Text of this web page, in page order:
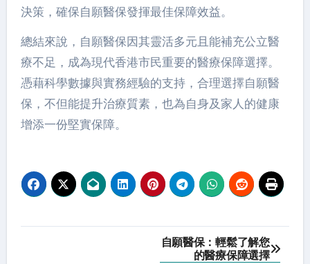
決策，確保自願醫保發揮最佳保障效益。
總結來說，自願醫保因其靈活多元且能補充公立醫
療不足，成為現代香港市民重要的醫療保障選擇。
憑藉科學數據與實務經驗的支持，合理選擇自願醫
保，不但能提升治療質素，也為自身及家人的健康
增添一份堅實保障。
自願醫保：輕鬆了解您
的醫療保障選擇